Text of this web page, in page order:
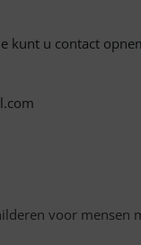
kunt u contact
voor mensen